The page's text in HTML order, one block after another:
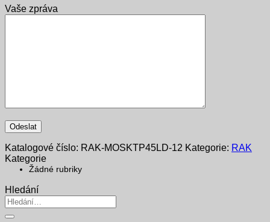
Vaše zpráva
Katalogové číslo: RAK-MOSKTP45LD-12 Kategorie: RAK
Kategorie
Žádné rubriky
Hledání
Hledat: